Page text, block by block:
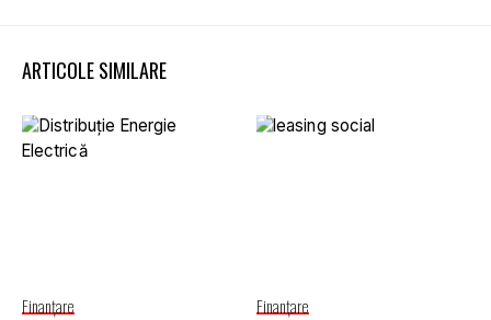
ARTICOLE SIMILARE
Finanţare Finanţare